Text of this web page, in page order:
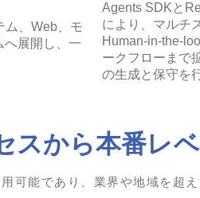
ム、Web、モ
へ展開し、一
Agents SDKと
により、マルチ
Human-in-the-
ークフローまで
の生成と保守を
スから本番レ
可能であり、業界や地域を超え